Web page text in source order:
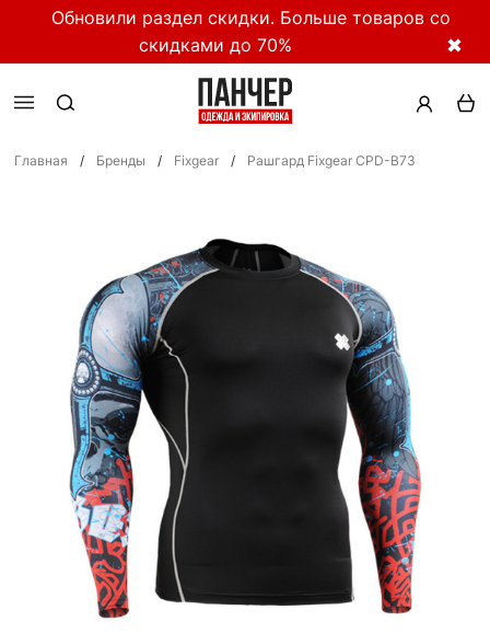
Обновили раздел скидки. Больше товаров со
скидками до 70%
✖
Главная / Бренды / Fixgear / Рашгард Fixgear CPD-B73